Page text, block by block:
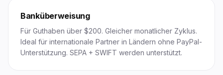
Banküberweisung
Für Guthaben über $200. Gleicher monatlicher Zyklus.
Ideal für internationale Partner in Ländern ohne PayPal-
Unterstützung. SEPA + SWIFT werden unterstützt.